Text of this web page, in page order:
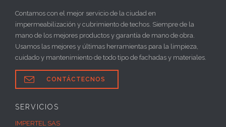
Contamos con el mejor servicio de la ciudad en
impermeabilización y cubrimiento de techos. Siempre de la
mano de los mejores productos y garantía de mano de obra.
Usamos las mejores y últimas herramientas para la limpieza,
cuidado y mantenimiento de todo tipo de fachadas y materiales.
 CONTÁCTECNOS
SERVICIOS
IMPERTEL SAS